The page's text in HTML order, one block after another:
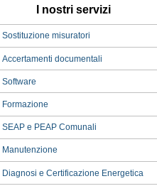
I nostri servizi
Sostituzione misuratori
Accertamenti documentali
Software
Formazione
SEAP e PEAP Comunali
Manutenzione
Diagnosi e Certificazione Energetica